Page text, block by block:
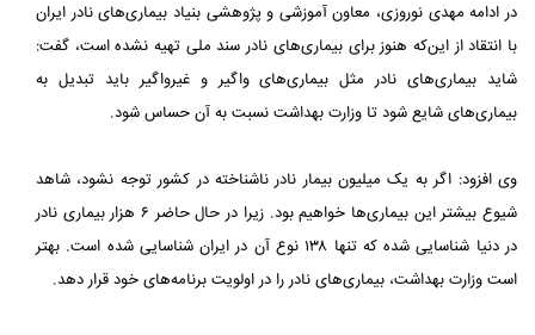
در ادامه مهدی نوروزی، معاون آموزشی و پژوهشی بنیاد بیماری‌های نادر ایران
با انتقاد از این‌که هنوز برای بیماری‌های نادر سند ملی تهیه نشده است، گفت:
شاید بیماری‌های نادر مثل بیماری‌های واگیر و غیرواگیر باید تبدیل به
بیماری‌های شایع شود تا وزارت بهداشت نسبت به آن حساس شود.
وی افزود: اگر به یک میلیون بیمار نادر ناشناخته در کشور توجه نشود، شاهد
شیوع بیشتر این بیماری‌ها خواهیم بود. زیرا در حال حاضر ۶ هزار بیماری نادر
در دنیا شناسایی شده که تنها ۱۳۸ نوع آن در ایران شناسایی شده است. بهتر
است وزارت بهداشت، بیماری‌های نادر را در اولویت برنامه‌های خود قرار دهد.